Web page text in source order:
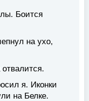
Боится
на ухо,
я. Иконки
на Белке.